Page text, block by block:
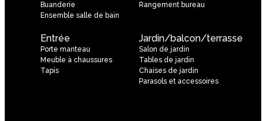
Buanderie
Ensemble salle de bain
Rangement bureau
Entrée
Porte manteau
Meuble à chaussures
Tapis
Jardin/balcon/terrasse
Salon de jardin
Tables de jardin
Chaises de jardin
Parasols et accessoires